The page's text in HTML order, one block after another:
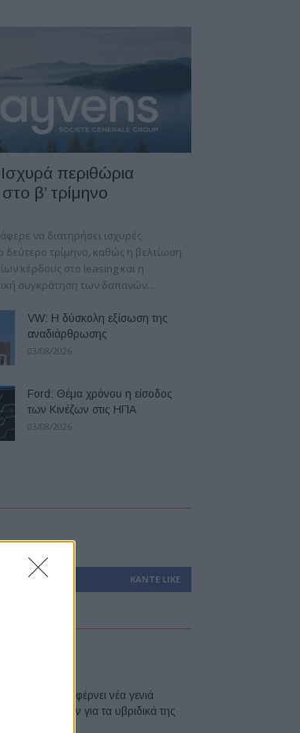
περιθώρια
β’ τρίμηνο
να διατηρήσει ισχυρές
δεύτερο τρίμηνο, καθώς η βελτίωση
κέρδους στο leasing και η
συγκράτηση των δαπανών...
VW: Η δύσκολη εξίσωση της
αναδιάρθρωσης
03/08/2026
Ford: Θέμα χρόνου η είσοδος
των Κινέζων στις ΗΠΑ
03/08/2026
ΚΆΝΤΕ LIKE
Η Toyota φέρνει νέα γενιά
μπαταριών για τα υβριδικά της